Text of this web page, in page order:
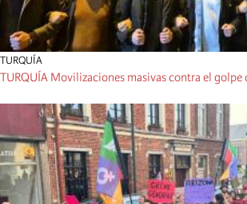
TURQUÍA
TURQUÍA Movilizaciones masivas contra el golpe